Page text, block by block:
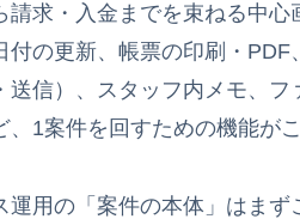
請求・入金までを束ねる中
付の更新、帳票の印刷・
送信）、スタッフ内メモ、
、1案件を回すための機能が
運用の「案件の本体」はまず